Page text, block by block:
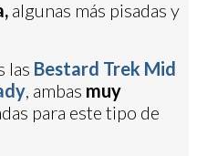
algunas más pisadas y
las Bestard Trek Mid
, ambas muy
para este tipo de